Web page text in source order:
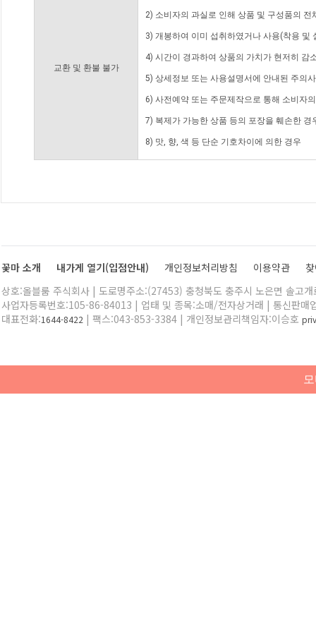
교환 및 환불 불가
2) 소비자의 과실로 인해 상품 및 구성품의
3) 개봉하여 이미 섭취하였거나 사용(착용 및
4) 시간이 경과하여 상품의 가치가 현저히 감
5) 상세정보 또는 사용설명서에 안내된 주의
6) 사전예약 또는 주문제작으로 통해 소비자
7) 복제가 가능한 상품 등의 포장을 훼손한 경
8) 맛, 향, 색 등 단순 기호차이에 의한 경우
꽃마 소개 내가게 열기(입점안내) 개인정보처리방침 이용약관
상호:올블룸 주식회사 | 도로명주소:(27453) 충청북도 충주시 노은면 솔고
사업자등록번호:105-86-84013 | 업태 및 종목:소매/전자상거래 | 통신판매
대표전화:1644-8422 | 팩스:043-853-3384 | 개인정보관리책임자:이승호